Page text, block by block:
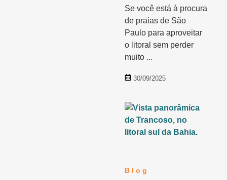
Se você está à procura
de praias de São
Paulo para aproveitar
o litoral sem perder
muito ...
30/09/2025
Blog